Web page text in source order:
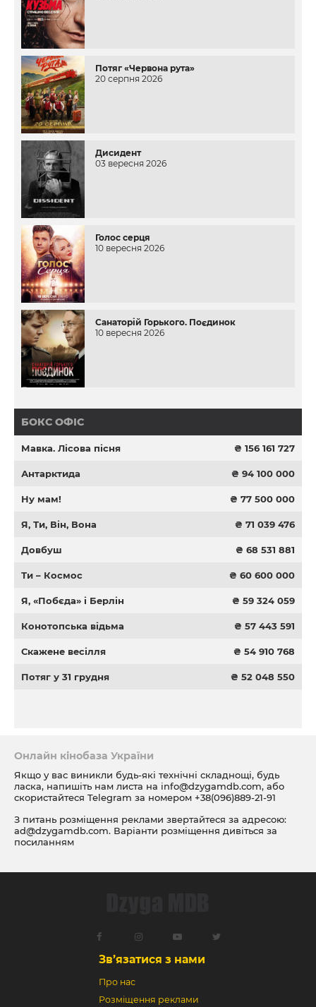
Потяг «Червона рута»
20 серпня 2026
Дисидент
03 вересня 2026
Голос серця
10 вересня 2026
Санаторій Горького. Поєдинок
10 вересня 2026
БОКС ОФІС
Мавка. Лісова пісня ₴ 156 161 727
Антарктида ₴ 94 100 000
Ну мам! ₴ 77 500 000
Я, Ти, Він, Вона ₴ 71 039 476
Довбуш ₴ 68 531 881
Ти – Космос ₴ 60 600 000
Я, «Побєда» і Берлін ₴ 59 324 059
Конотопська відьма ₴ 57 443 591
Скажене весілля ₴ 54 910 768
Потяг у 31 грудня ₴ 52 048 550
Онлайн кінобаза України
Якщо у вас виникли будь-які технічні складнощі, будь
ласка, напишіть нам листа на info@dzygamdb.com, або
скористайтеся Telegram за номером +38(096)889-21-91
З питань розміщення реклами звертайтеся за адресою:
ad@dzygamdb.com. Варіанти розміщення дивіться за
посиланням
Зв’язатися з нами
Про нас
Розміщення реклами